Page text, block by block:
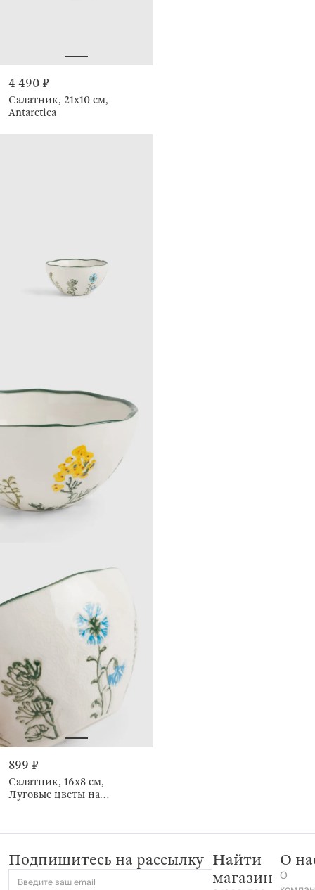
4 490 ₽
Салатник, 21х10 см,
Antarctica
899 ₽
Салатник, 16х8 см,
Луговые цветы на
Подпишитесь на рассылку
Введите ваш email
Найти
магазин
О
О